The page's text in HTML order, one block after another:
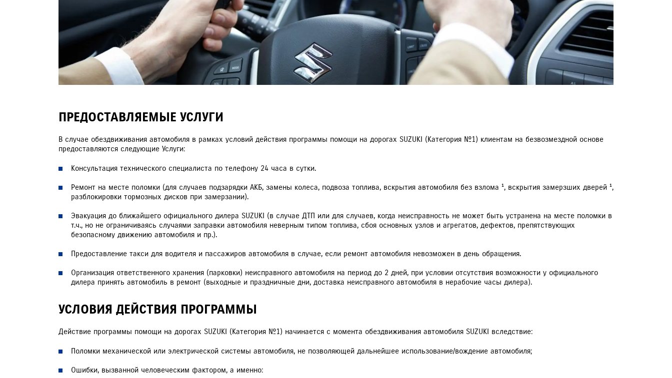
VITARA JIMNY
ЗАПИСЬ НА ТО РАССЧИТАТЬ ТО СЕРВИСНЫЕ КАМПАНИИ
ПРЕДОСТАВЛЯЕМЫЕ УСЛУГИ
В случае обездвиживания автомобиля в рамках условий действия программы помощи на дорогах SUZUKI (Категория №1) клиентам на безвозмездной основе
предоставляются следующие Услуги:
Консультация технического специалиста по телефону 24 часа в сутки.
Ремонт на месте поломки (для случаев подзарядки АКБ, замены колеса, подвоза топлива, вскрытия автомобиля без взлома ¹, вскрытия замерзших дверей ¹,
разблокировки тормозных дисков при замерзании).
Эвакуация до ближайшего официального дилера SUZUKI (в случае ДТП или для случаев, когда неисправность не может быть устранена на месте поломки в
т.ч., но не ограничиваясь случаями заправки автомобиля неверным типом топлива, сбоя основных узлов и агрегатов, дефектов, препятствующих
безопасному движению автомобиля и пр.).
Предоставление такси для водителя и пассажиров автомобиля в случае, если ремонт автомобиля невозможен в день обращения.
Организация ответственного хранения (парковки) неисправного автомобиля на период до 2 дней, при условии отсутствия возможности у официального
дилера принять автомобиль в ремонт (выходные и праздничные дни, доставка неисправного автомобиля в нерабочие часы дилера).
УСЛОВИЯ ДЕЙСТВИЯ ПРОГРАММЫ
Действие программы помощи на дорогах SUZUKI (Категория №1) начинается с момента обездвиживания автомобиля SUZUKI вследствие:
Поломки механической или электрической системы автомобиля, не позволяющей дальнейшее использование/вождение автомобиля;
Ошибки, вызванной человеческим фактором, а именно: